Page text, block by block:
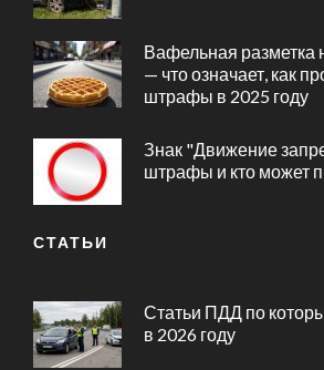
Вафельная разметка
— что означает, как
штрафы в 2025 году
Знак "Движение
штрафы и кто может
СТАТЬИ
Статьи ПДД по
в 2026 году